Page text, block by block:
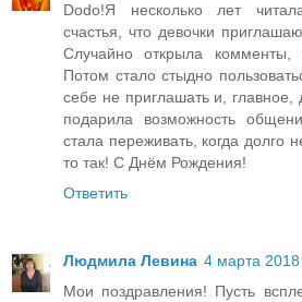
Dodo!Я несколько лет
счастья, что девочки
Случайно открыла комменты,
Потом стало стыдно
себе не приглашать и, главное,
подарила возможность
стала переживать, когда долго
то так! С Днём Рождения!
Ответить
Людмила Левина 4 марта 2018
Мои поздравления! Пусть